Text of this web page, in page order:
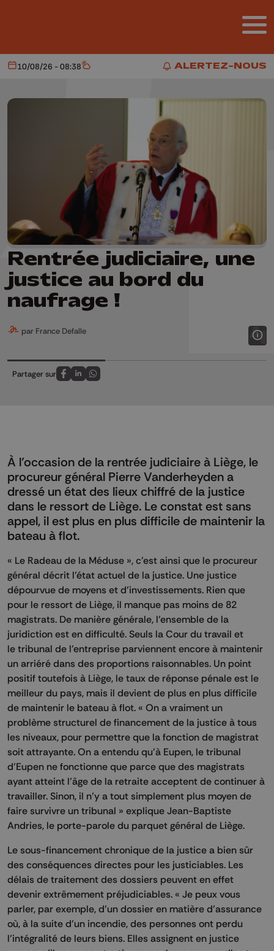
ALERTEZ-NOUS
ALERTEZ-NOUS
Aujourd'hui
10/08/26 - 08:38 Météo
Rentrée judiciaire, une
justice au bord du
naufrage !
par France Defalle
Partager sur
Partagez sur FaceBook
Partagez sur LinkedIn
Partagez sur Whatsapp
À l’occasion de la rentrée judiciaire à Liège, le
procureur général Pierre Vanderheyden a
dressé un état des lieux chiffré de la justice
dans le ressort de Liège. Le constat est sans
appel, il est plus en plus difficile de maintenir la
bateau à flot.
« Le Radeau de la Méduse », c’est ainsi que le procureur
général décrit l’état actuel de la justice. Une justice
dépourvue de moyens et d’investissements. Rien que
pour le ressort de Liège, il manque pas moins de 82
magistrats. De manière générale, l’ensemble de la
juridiction est en difficulté. Seuls la Cour du travail et
le tribunal de l’entreprise parviennent encore à maintenir
un arriéré dans des proportions raisonnables. Un point
positif toutefois à Liège, le taux de réponse pénale est le
meilleur du pays, mais il devient de plus en plus difficile
de maintenir le bateau à flot. « On a vraiment un
problème structurel de financement de la justice à tous
les niveaux, pour permettre que la fonction de magistrat
soit attrayante. On a entendu qu’à Eupen, le tribunal
d’Eupen ne fonctionne que parce que des magistrats
ayant atteint l’âge de la retraite acceptent de continuer à
travailler. Sinon, il n’y a tout simplement plus moyen de
faire survivre un tribunal » explique Jean-Baptiste
Andries, le porte-parole du parquet général de Liège.
Le sous-financement chronique de la justice a bien sûr
des conséquences directes pour les justiciables. Les
délais de traitement des dossiers peuvent en effet
devenir extrêmement préjudiciables. « Je peux vous
parler, par exemple, d’un dossier en matière d’assurance
où, à la suite d’un incendie, des personnes ont perdu
l’intégralité de leurs biens. Elles assignent en justice